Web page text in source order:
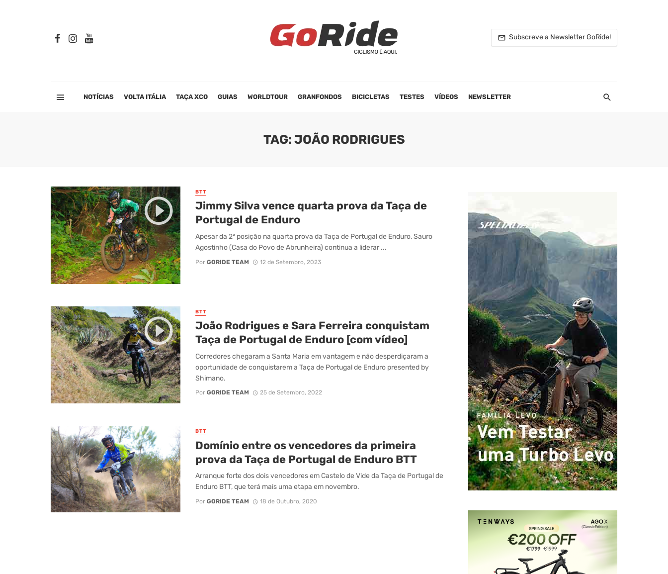
Subscreve a Newsletter GoRide!
NOTÍCIAS VOLTA ITÁLIA TAÇA XCO GUIAS WORLDTOUR GRANFONDOS BICICLETAS TESTES VÍDEOS NEWSLETTER
TAG: JOÃO RODRIGUES
BTT
Jimmy Silva vence quarta prova da Taça de
Portugal de Enduro
Apesar da 2ª posição na quarta prova da Taça de Portugal de Enduro, Sauro
Agostinho (Casa do Povo de Abrunheira) continua a liderar ...
Por GORIDE TEAM 12 de Setembro, 2023
BTT
João Rodrigues e Sara Ferreira conquistam
Taça de Portugal de Enduro [com vídeo]
Corredores chegaram a Santa Maria em vantagem e não desperdiçaram a
oportunidade de conquistarem a Taça de Portugal de Enduro presented by
Shimano.
Por GORIDE TEAM 25 de Setembro, 2022
BTT
Domínio entre os vencedores da primeira
prova da Taça de Portugal de Enduro BTT
Arranque forte dos dois vencedores em Castelo de Vide da Taça de Portugal de
Enduro BTT, que terá mais uma etapa em novembro.
Por GORIDE TEAM 18 de Outubro, 2020